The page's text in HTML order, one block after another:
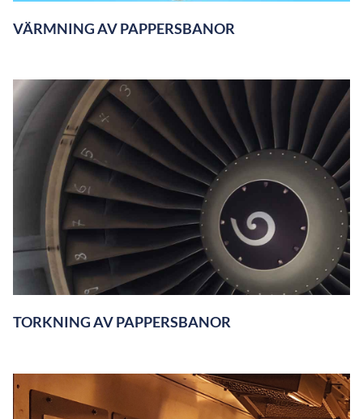
VÄRMNING AV PAPPERSBANOR
TORKNING AV PAPPERSBANOR